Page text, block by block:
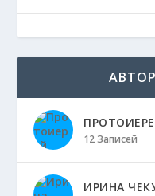
12 Записей
ИРИНА